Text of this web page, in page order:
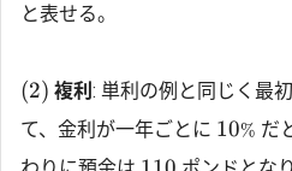
と表せる。
(2) 複利 : 単利の例と同じく最
て、金利が一年ごとに 10% だ